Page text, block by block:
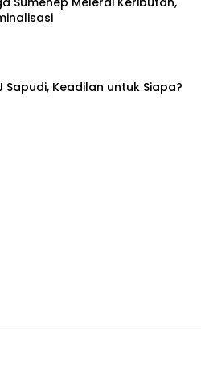
Sapudi, Keadilan untuk Siapa?